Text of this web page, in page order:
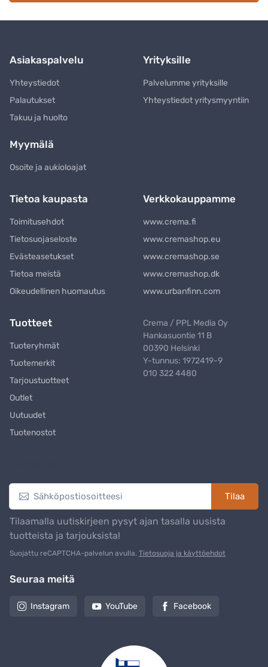
Asiakaspalvelu
Yhteystiedot
Palautukset
Takuu ja huolto
Yrityksille
Palvelumme yrityksille
Yhteystiedot yritysmyyntiin
Myymälä
Osoite ja aukioloajat
Tietoa kaupasta
Toimitusehdot
Tietosuojaseloste
Evästeasetukset
Tietoa meistä
Oikeudellinen huomautus
Verkkokauppamme
www.crema.fi
www.cremashop.eu
www.cremashop.se
www.cremashop.dk
www.urbanfinn.com
Tuotteet
Tuoteryhmät
Tuotemerkit
Tarjoustuotteet
Outlet
Uutuudet
Tuotenostot
Crema / PPL Media Oy
Hankasuontie 11 B
00390 Helsinki
Y-tunnus: 1972419-9
010 322 4480
Tilaa
Tilaamalla uutiskirjeen pysyt ajan tasalla uusista
tuotteista ja tarjouksista!
Suojattu reCAPTCHA-palvelun avulla. Tietosuoja ja käyttöehdot
Seuraa meitä
Instagram YouTube Facebook